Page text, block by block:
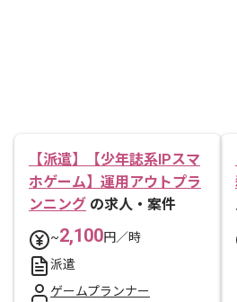
【派遣】【少年誌系IPスマ
ホゲーム】運用アウトプラ
ンニング の求人・案件
~2,100円／時
派遣
ゲームプランナー